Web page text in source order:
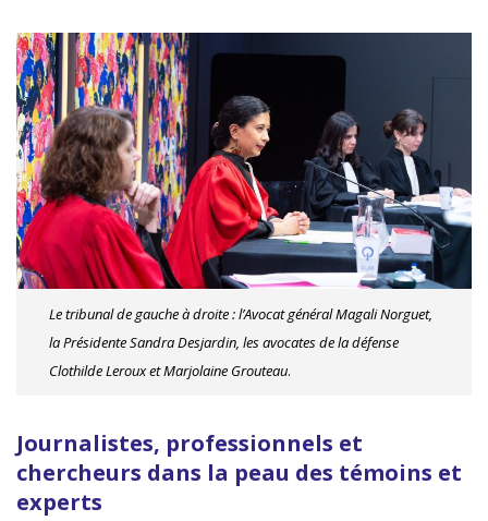
Le tribunal de gauche à droite : l’Avocat général Magali Norguet,
la Présidente Sandra Desjardin, les avocates de la défense
Clothilde Leroux et Marjolaine Grouteau.
Journalistes, professionnels et
chercheurs dans la peau des témoins et
experts